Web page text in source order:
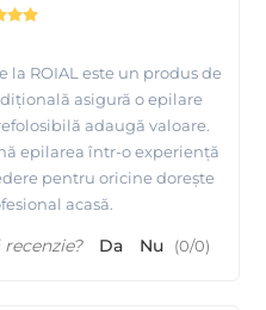
la ROIAL este un produs de
asigură o epilare
adaugă valoare.
epilarea într-o experiență
pentru oricine dorește
acasă.
Da Nu (0/0)